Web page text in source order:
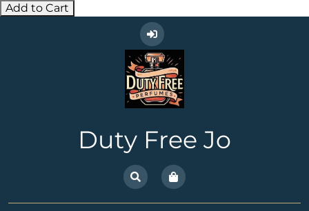
Add to Cart
Duty Free Jo